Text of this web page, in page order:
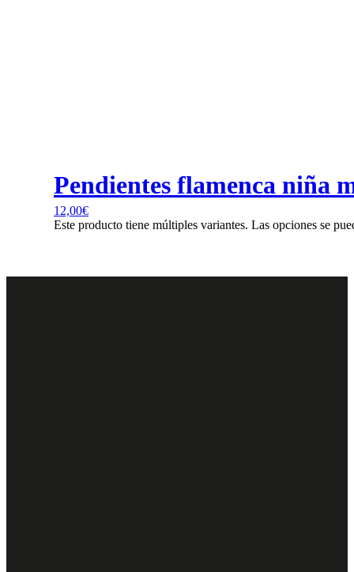
Pendientes flamenca niña
12,00€
Este producto tiene múltiples variantes. Las opciones se